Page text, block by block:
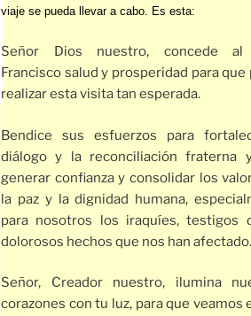
viaje se pueda llevar a cabo. Es esta:
Señor Dios nuestro, concede al
Francisco salud y prosperidad para que
realizar esta visita tan esperada.
Bendice sus esfuerzos para
diálogo y la reconciliación fraterna
generar confianza y consolidar los
la paz y la dignidad humana,
para nosotros los iraquíes, testigos
dolorosos hechos que nos han afectado.
Señor, Creador nuestro, ilumina
corazones con tu luz, para que veamos